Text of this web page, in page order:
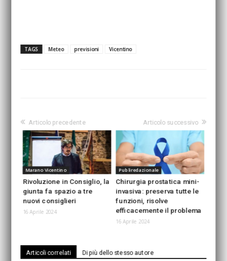
TAGS Meteo previsioni Vicentino
Articolo precedente
Marano Vicentino
Rivoluzione in Consiglio, la
giunta fa spazio a tre
nuovi consiglieri
16 Aprile 2024
Articolo successivo
Publiredazionale
Chirurgia prostatica mini-
invasiva: preserva tutte le
funzioni, risolve
efficacemente il problema
16 Aprile 2024
Articoli correlati Di più dello stesso autore